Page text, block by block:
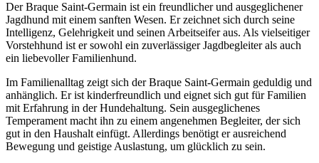
Der Braque Saint-Germain ist ein freundlicher und ausgeglichener
Jagdhund mit einem sanften Wesen. Er zeichnet sich durch seine
Intelligenz, Gelehrigkeit und seinen Arbeitseifer aus. Als vielseitiger
Vorstehhund ist er sowohl ein zuverlässiger Jagdbegleiter als auch
ein liebevoller Familienhund.
Im Familienalltag zeigt sich der Braque Saint-Germain geduldig und
anhänglich. Er ist kinderfreundlich und eignet sich gut für Familien
mit Erfahrung in der Hundehaltung. Sein ausgeglichenes
Temperament macht ihn zu einem angenehmen Begleiter, der sich
gut in den Haushalt einfügt. Allerdings benötigt er ausreichend
Bewegung und geistige Auslastung, um glücklich zu sein.